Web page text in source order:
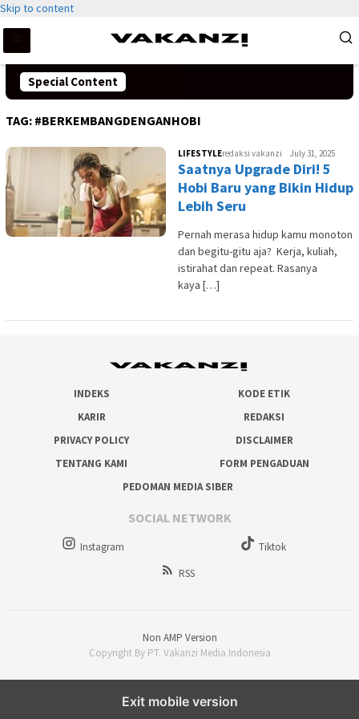
Skip to content
Special Content
TAG: #BERKEMBANGDENGANHOBI
LIFESTYLEredaksi vakanzi July 31, 2025
Saatnya Upgrade Diri! 5
Hobi Baru yang Bikin Hidup
Lebih Seru
Pernah merasa hidup kamu monoton
dan begitu-gitu aja? Kerja, kuliah,
istirahat dan repeat. Rasanya
kaya […]
INDEKS
KODE ETIK
KARIR
REDAKSI
PRIVACY POLICY
DISCLAIMER
TENTANG KAMI
FORM PENGADUAN
PEDOMAN MEDIA SIBER
SOCIAL NETWORK
Instagram
Tiktok
RSS
Non AMP Version
Copyright By PT. Vakanzi Media Indonesia
Exit mobile version